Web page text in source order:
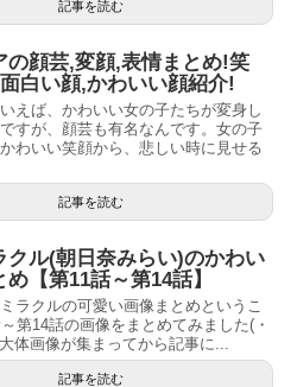
記事を読む
の顔芸,変顔,表情まとめ!笑
白い顔,かわいい顔紹介!
えば、かわいい女の子たちが変身し
すが、顔芸も有名なんです。女の子
わいい笑顔から、悲しい時に見せる
記事を読む
クル(朝日奈みらい)のかわい
【第11話～第14話】
ラクルの可愛い画像まとめというこ
第14話の画像をまとめてみました(・
体画像が集まってから記事に...
記事を読む